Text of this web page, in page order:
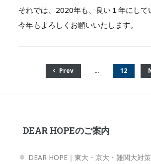
それでは、2020年も、良い１年にして
今年もよろしくお願いいたします。
Prev … 12
DEAR HOPEのご案内
DEAR HOPE｜東大・京大・難関大対